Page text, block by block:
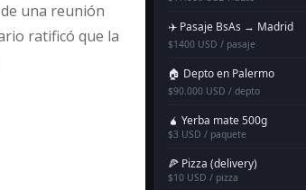
una reunión
ratificó que la